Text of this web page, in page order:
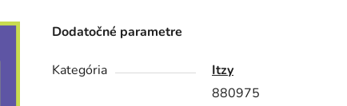
Dodatočné parametre
Kategória Itzy
880975